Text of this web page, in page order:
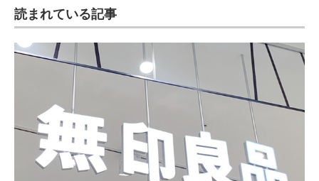
電子設計の基本と応用
建設×テクノロジーの最前線
ちょっと気になるネットの話題
読まれている記事